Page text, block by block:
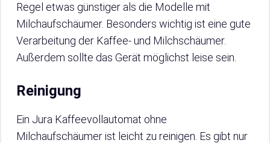
Regel etwas günstiger als die Modelle mit
Milchaufschäumer. Besonders wichtig ist eine gute
Verarbeitung der Kaffee- und Milchschäumer.
Außerdem sollte das Gerät möglichst leise sein.
Reinigung
Ein Jura Kaffeevollautomat ohne
Milchaufschäumer ist leicht zu reinigen. Es gibt nur